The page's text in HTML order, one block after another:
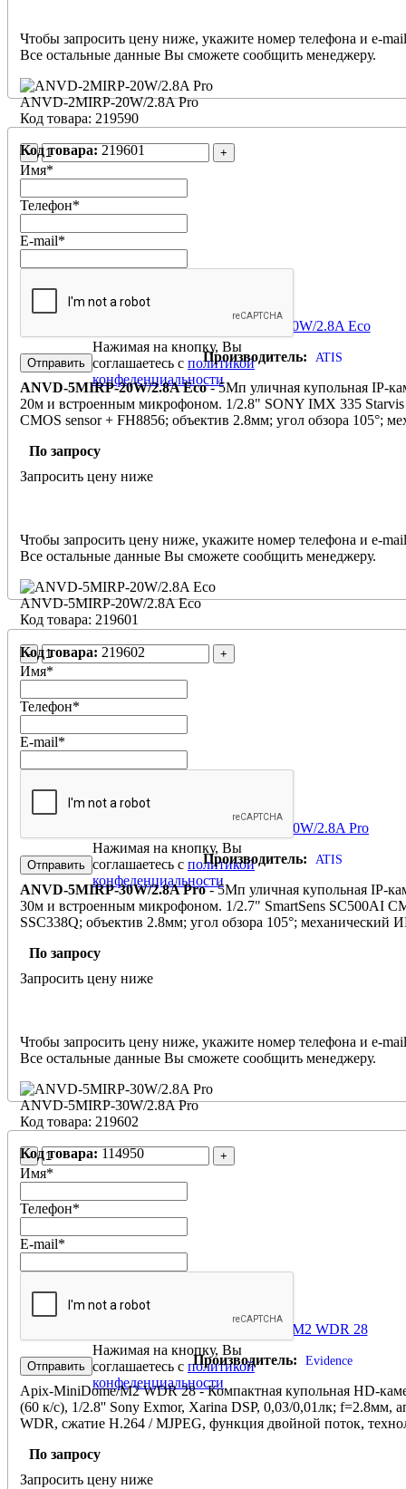
Поддержка мобильного мониторинга через BitVision и
Чтобы запросить цену ниже, укажите номер телефона и e-
Все остальные данные Вы сможете сообщить менеджеру.
ANVD-2MIRP-20W/2.8A Pro
Код товара: 219590
- +
Имя*
Телефон*
E-mail*
Нажимая на кнопку, Вы
соглашаетесь с политикой
конфеденциальности
Код товара: 219601
ANVD-5MIRP-20W/2.8A Eco
Производитель:
ATIS
ANVD-5MIRP-20W/2.8A Eco- 5Мп уличная купольная IP-
20м и встроенным микрофоном. 1/2.8" SONY IMX 335
CMOS sensor + FH8856; объектив 2.8мм; угол обзора 105°;
H.264/H.264+/H265/H265+; Протоколы: ONVIF, HIK, XM;
5Мп@20к/с; 4Мп@30к/с; 1080Р@30к/с; DWDR, 3D DNR,
движения; 1 RJ45 10M/100M Ethernet; Аудио: встроенный
BitVision и облачного хранения.
По запросу
Запросить цену ниже
Чтобы запросить цену ниже, укажите номер телефона и e-
Все остальные данные Вы сможете сообщить менеджеру.
ANVD-5MIRP-20W/2.8A Eco
Код товара: 219601
- +
Имя*
Телефон*
E-mail*
Нажимая на кнопку, Вы
соглашаетесь с политикой
конфеденциальности
Код товара: 219602
ANVD-5MIRP-30W/2.8A Pro
Производитель:
ATIS
ANVD-5MIRP-30W/2.8A Pro- 5Мп уличная купольная IP-
30м и встроенным микрофоном. 1/2.7" SmartSens SC500AI
SSC338Q; объектив 2.8мм; угол обзора 105°; механический
5Мп@25к/с; 4Мп@25к/с; 1080Р@25к/с; WDR 120дБ, ROI,
обнаружение движения; Smart Analytics: Human/ Face
Ethernet; Слот под SD-карту до 512Гб. DC12В± 15%/
Совместима с кронштейном: AJB-01.
По запросу
Запросить цену ниже
Чтобы запросить цену ниже, укажите номер телефона и e-
Все остальные данные Вы сможете сообщить менеджеру.
ANVD-5MIRP-30W/2.8A Pro
Код товара: 219602
- +
Имя*
Телефон*
E-mail*
Нажимая на кнопку, Вы
соглашаетесь с политикой
конфеденциальности
Код товара: 114950
Apix-MiniDome/M2 WDR 28
Производитель:
Evidence
Apix-MiniDome/M2 WDR 28 - Компактная купольная HD-
(60 к/с), 1/2.8'' Sony Exmor, Xarina DSP, 0,03/0,01лк; f=2.8мм,
WDR, сжатие H.264 / MJPEG, функция двойной поток,
0º + 50ºС; питание PoE, макс. 3 W, Ø110x47мм, 180 гр.
По запросу
Запросить цену ниже